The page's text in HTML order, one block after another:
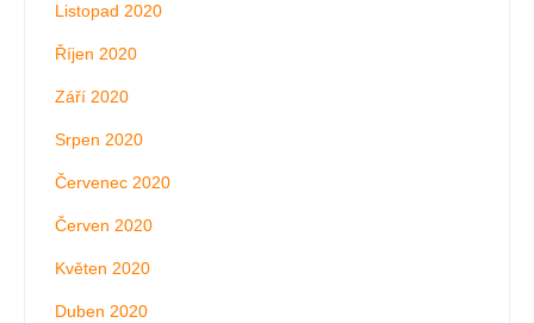
Listopad 2020
Říjen 2020
Září 2020
Srpen 2020
Červenec 2020
Červen 2020
Květen 2020
Duben 2020